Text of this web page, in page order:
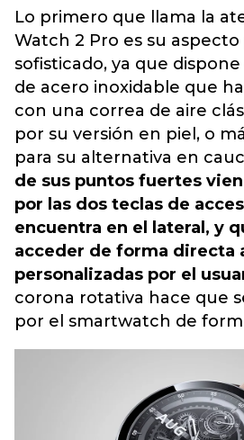
Lo primero que llama la
Watch 2 Pro es su
sofisticado, ya que
de acero inoxidable que
con una correa de aire
por su versión en piel, o
para su alternativa en
de sus puntos fuertes
por las dos teclas de
encuentra en el lateral, y
acceder de forma directa
personalizadas por el
corona rotativa hace que
por el smartwatch de